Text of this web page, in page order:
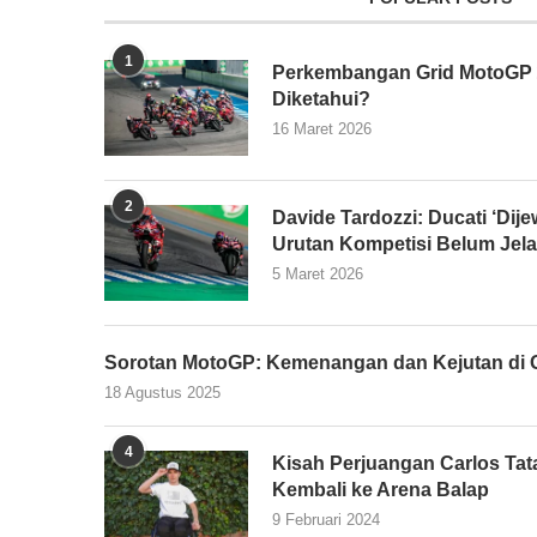
1
Perkembangan Grid
Diketahui?
16 Maret 2026
2
Davide Tardozzi: Ducati
Urutan Kompetisi Belum
5 Maret 2026
Sorotan MotoGP: Kemenangan dan Kejutan di
18 Agustus 2025
4
Kisah Perjuangan Carlos
Kembali ke Arena Balap
9 Februari 2024